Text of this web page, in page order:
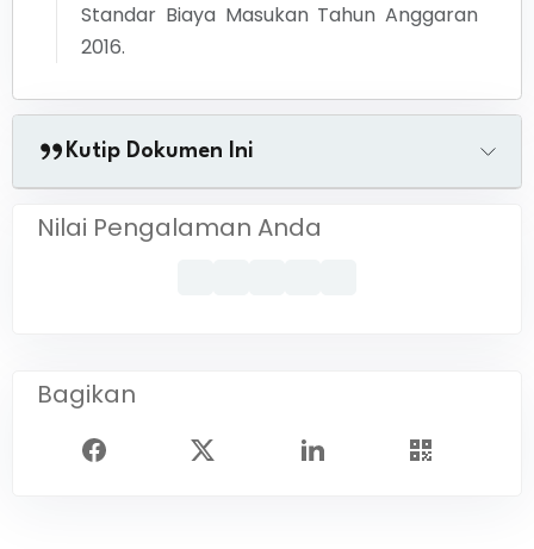
Standar Biaya Masukan Tahun Anggaran
2016.
Kutip Dokumen Ini
Nilai Pengalaman Anda
Bagikan